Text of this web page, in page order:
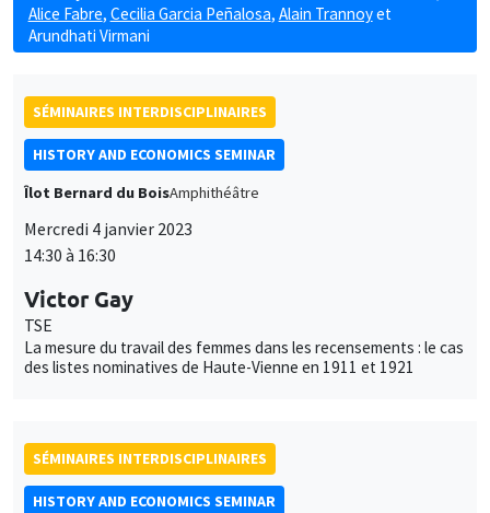
Alice Fabre, Cecilia Garcia Peñalosa, Alain Trannoyet
Arundhati Virmani
SÉMINAIRES INTERDISCIPLINAIRES
HISTORY AND ECONOMICS SEMINAR
Îlot Bernard du BoisAmphithéâtre
Mercredi 4 janvier 2023
14:30 à 16:30
Victor Gay
TSE
La mesure du travail des femmes dans les recensements : le cas
des listes nominatives de Haute-Vienne en 1911 et 1921
SÉMINAIRES INTERDISCIPLINAIRES
HISTORY AND ECONOMICS SEMINAR